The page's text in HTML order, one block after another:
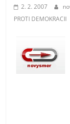
prospívá?
2. 2. 2007
PROTI DEMOKRACII